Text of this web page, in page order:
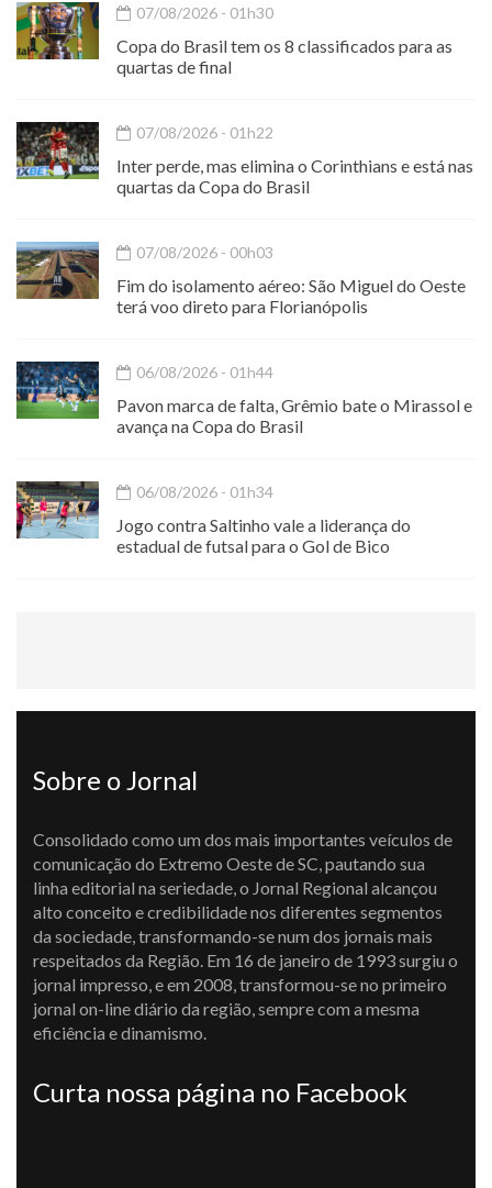
07/08/2026 - 01h30
Copa do Brasil tem os 8 classificados para as
quartas de final
07/08/2026 - 01h22
Inter perde, mas elimina o Corinthians e está nas
quartas da Copa do Brasil
07/08/2026 - 00h03
Fim do isolamento aéreo: São Miguel do Oeste
terá voo direto para Florianópolis
06/08/2026 - 01h44
Pavon marca de falta, Grêmio bate o Mirassol e
avança na Copa do Brasil
06/08/2026 - 01h34
Jogo contra Saltinho vale a liderança do
estadual de futsal para o Gol de Bico
Sobre o Jornal
Consolidado como um dos mais importantes veículos de
comunicação do Extremo Oeste de SC, pautando sua
linha editorial na seriedade, o Jornal Regional alcançou
alto conceito e credibilidade nos diferentes segmentos
da sociedade, transformando-se num dos jornais mais
respeitados da Região. Em 16 de janeiro de 1993 surgiu o
jornal impresso, e em 2008, transformou-se no primeiro
jornal on-line diário da região, sempre com a mesma
eficiência e dinamismo.
Curta nossa página no Facebook